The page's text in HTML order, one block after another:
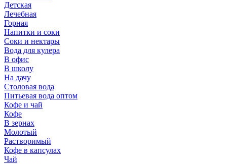
Детская
Лечебная
Горная
Напитки и соки
Соки и нектары
Вода для кулера
В офис
В школу
На дачу
Столовая вода
Питьевая вода оптом
Кофе и чай
Кофе
В зернах
Молотый
Растворимый
Кофе в капсулах
Чай